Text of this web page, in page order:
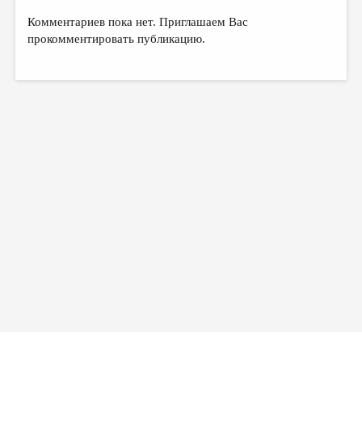
Комментариев пока нет. Приглашаем Вас
прокомментировать публикацию.